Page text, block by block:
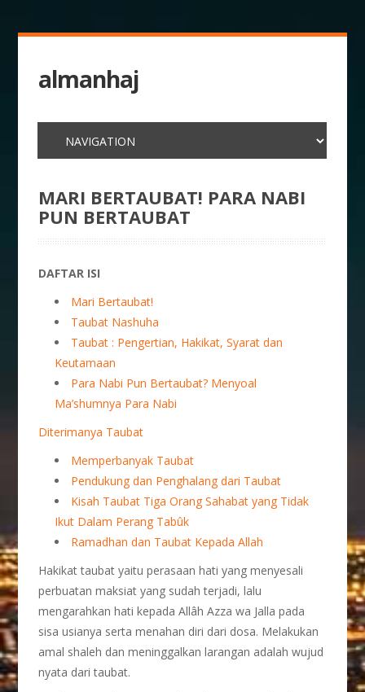
almanhaj
MARI BERTAUBAT! PARA NABI
PUN BERTAUBAT
DAFTAR ISI
Mari Bertaubat!
Taubat Nashuha
Taubat : Pengertian, Hakikat, Syarat dan
Keutamaan
Para Nabi Pun Bertaubat? Menyoal
Ma’shumnya Para Nabi
Diterimanya Taubat
Memperbanyak Taubat
Pendukung dan Penghalang dari Taubat
Kisah Taubat Tiga Orang Sahabat yang Tidak
Ikut Dalam Perang Tabûk
Ramadhan dan Taubat Kepada Allah
Hakikat taubat yaitu perasaan hati yang menyesali
perbuatan maksiat yang sudah terjadi, lalu
mengarahkan hati kepada Allâh Azza wa Jalla pada
sisa usianya serta menahan diri dari dosa. Melakukan
amal shaleh dan meninggalkan larangan adalah wujud
nyata dari taubat.